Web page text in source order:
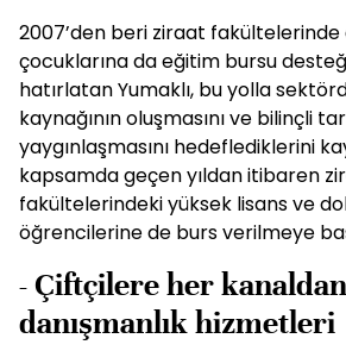
2007’den beri ziraat
çocuklarına da eğitim bursu
hatırlatan Yumaklı, bu yolla
kaynağının oluşmasını ve bilinçli
yaygınlaşmasını hedeflediklerini
kapsamda geçen yıldan itibaren
fakültelerindeki yüksek lisans ve
öğrencilerine de burs verilmeye
- Çiftçilere her
danışmanlık hizmetleri